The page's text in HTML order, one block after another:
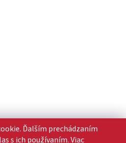
Ďalším prechádzaním
s ich používaním. Viac